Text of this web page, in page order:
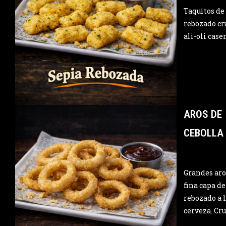
Taquitos
rebozado
ali-oli
AROS DE
CEBOLLA
Grandes
fina capa de
rebozado a
cerveza.